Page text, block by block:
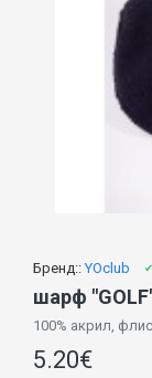
Бренд:: YOclub
шарф
100% акрил,
5.20€